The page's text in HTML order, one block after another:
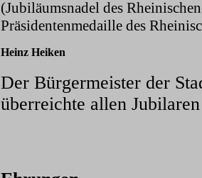
(Jubiläumsnadel des
Präsidentenmedaille des
Heinz Heiken
Der Bürgermeister der
überreichte allen